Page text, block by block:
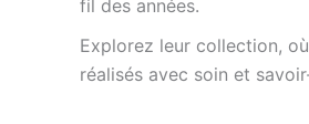
fil des années.
Explorez leur collection,
réalisés avec soin et